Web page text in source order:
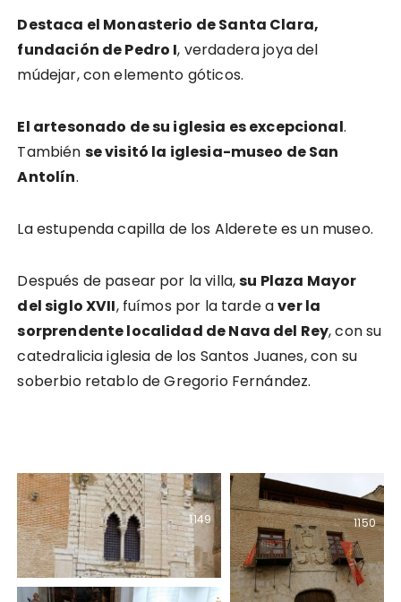
Destaca el Monasterio de Santa Clara,
fundación de Pedro I, verdadera joya del
múdejar, con elemento góticos.
El artesonado de su iglesia es excepcional.
También se visitó la iglesia-museo de San
Antolín.
La estupenda capilla de los Alderete es un museo.
Después de pasear por la villa,su Plaza Mayor
del siglo XVII, fuímos por la tarde aver la
sorprendente localidad de Nava del Rey, con su
catedralicia iglesia de los Santos Juanes, con su
soberbio retablo de Gregorio Fernández.
1149 1150